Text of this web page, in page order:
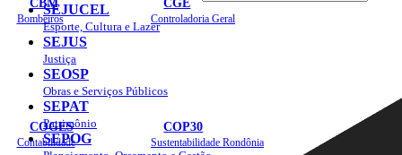
Bombeiros Controladoria Geral
COGES
Contabilidade
COP30
Sustentabilidade Rondônia
SEJUCEL
Esporte, Cultura e Lazer
SEJUS
Justiça
SEOSP
Obras e Serviços Públicos
SEPAT
Patrimônio
SEPOG